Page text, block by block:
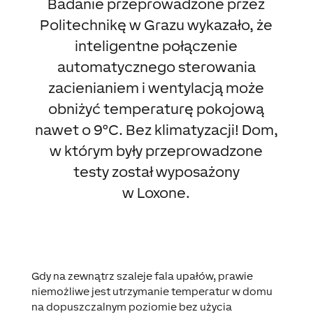
Badanie przeprowadzone przez
Politechnikę w Grazu wykazało, że
inteligentne połączenie
automatycznego sterowania
zacienianiem i wentylacją może
obniżyć temperaturę pokojową
nawet o 9°C. Bez klimatyzacji! Dom,
w którym były przeprowadzone
testy został wyposażony
w Loxone.
Gdy na zewnątrz szaleje fala upałów, prawie
niemożliwe jest utrzymanie temperatur w domu
na dopuszczalnym poziomie bez użycia